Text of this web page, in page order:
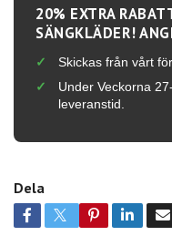
20% EXTRA
SÄNGKLÄDER!
Skickas från vårt
Under Veckorna
leveranstid.
Dela